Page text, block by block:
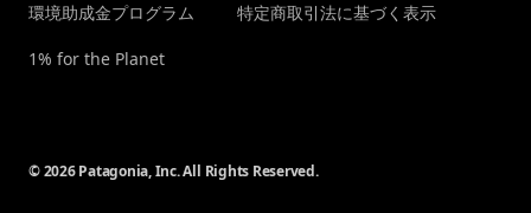
環境助成金プログラム
1% for the Planet
特定商取引法に基づく表示
© 2026 Patagonia, Inc. All Rights Reserved.